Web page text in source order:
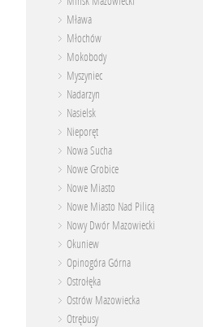
Mława
Młochów
Mokobody
Myszyniec
Nadarzyn
Nasielsk
Nieporęt
Nowa Sucha
Nowe Grobice
Nowe Miasto
Nowe Miasto Nad Pilicą
Nowy Dwór Mazowiecki
Okuniew
Opinogóra Górna
Ostrołęka
Ostrów Mazowiecka
Otrębusy